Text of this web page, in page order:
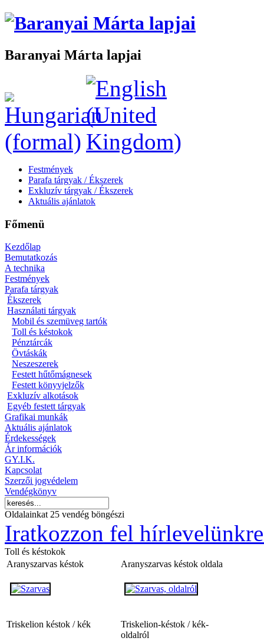
Baranyai Márta lapjai
Festmények
Parafa tárgyak / Ékszerek
Exkluzív tárgyak / Ékszerek
Aktuális ajánlatok
Főmenü
Kezdőlap
Bemutatkozás
A technika
Festmények
Parafa tárgyak
Ékszerek
Használati tárgyak
Mobil és szemüveg tartók
Toll és késtokok
Pénztárcák
Övtáskák
Neszeszerek
Festett hűtőmágnesek
Festett könyvjelzők
Exkluzív alkotások
Egyéb festett tárgyak
Grafikai munkák
Aktuális ajánlatok
Érdekességek
Ár információk
GY.I.K.
Kapcsolat
Szerzői jogvédelem
Vendégkönyv
Oldalainkat 25 vendég böngészi
Iratkozzon fel
Toll és késtokok
Aranyszarvas késtok
Triskelion késtok / kék
Aranyszarvas késtok oldala
Triskelion-késtok / kék-
oldalról